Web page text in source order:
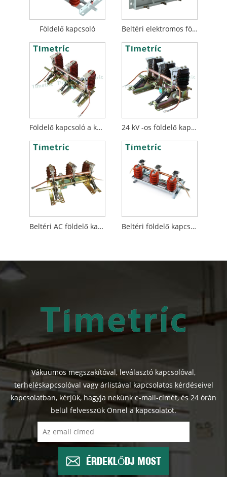
Földelő kapcsoló Beltéri elektromos földelő kapcsoló
Földelő kapcsoló a kapcsolóberendezéshez 24 kV -os földelő kapcsoló
Beltéri AC földelő kapcsoló Beltéri földelő kapcsoló
Vákuumos megszakítóval, leválasztó kapcsolóval,
terheléskapcsolóval vagy árlistával kapcsolatos kérdéseivel
kapcsolatban, kérjük, hagyja nekünk e-mail-címét, és 24 órán
belül felvesszük Önnel a kapcsolatot.
ÉRDEKLŐDJ MOST